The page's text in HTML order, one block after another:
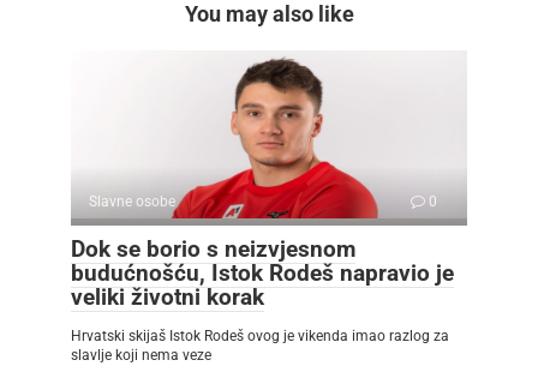
You may also like
Slavne osobe 0
Dok se borio s neizvjesnom
budućnošću, Istok Rodeš napravio je
veliki životni korak
Hrvatski skijaš Istok Rodeš ovog je vikenda imao razlog za
slavlje koji nema veze